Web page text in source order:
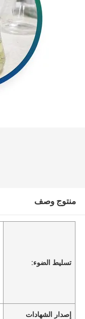
منتوج وصف
تسليط الضوء:
إصدار الشهادات